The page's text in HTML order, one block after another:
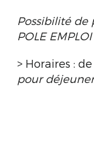
Possibilité de
POLE EMPLOI
> Horaires :
pour déjeuner